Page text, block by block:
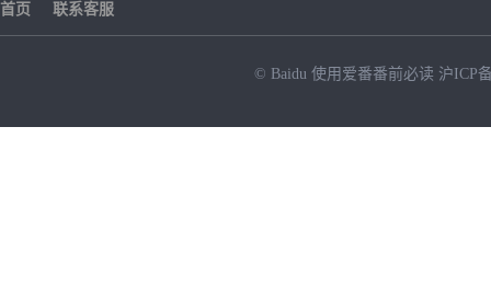
首页 联系客服
© Baidu 使用爱番番前必读 沪ICP